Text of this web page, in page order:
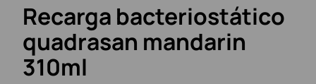
Recarga bacteriostático
quadrasan mandarin
310ml